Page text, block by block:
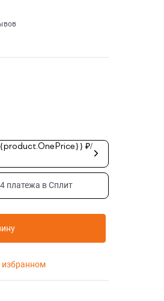
₽/
платежа в Сплит
избранном